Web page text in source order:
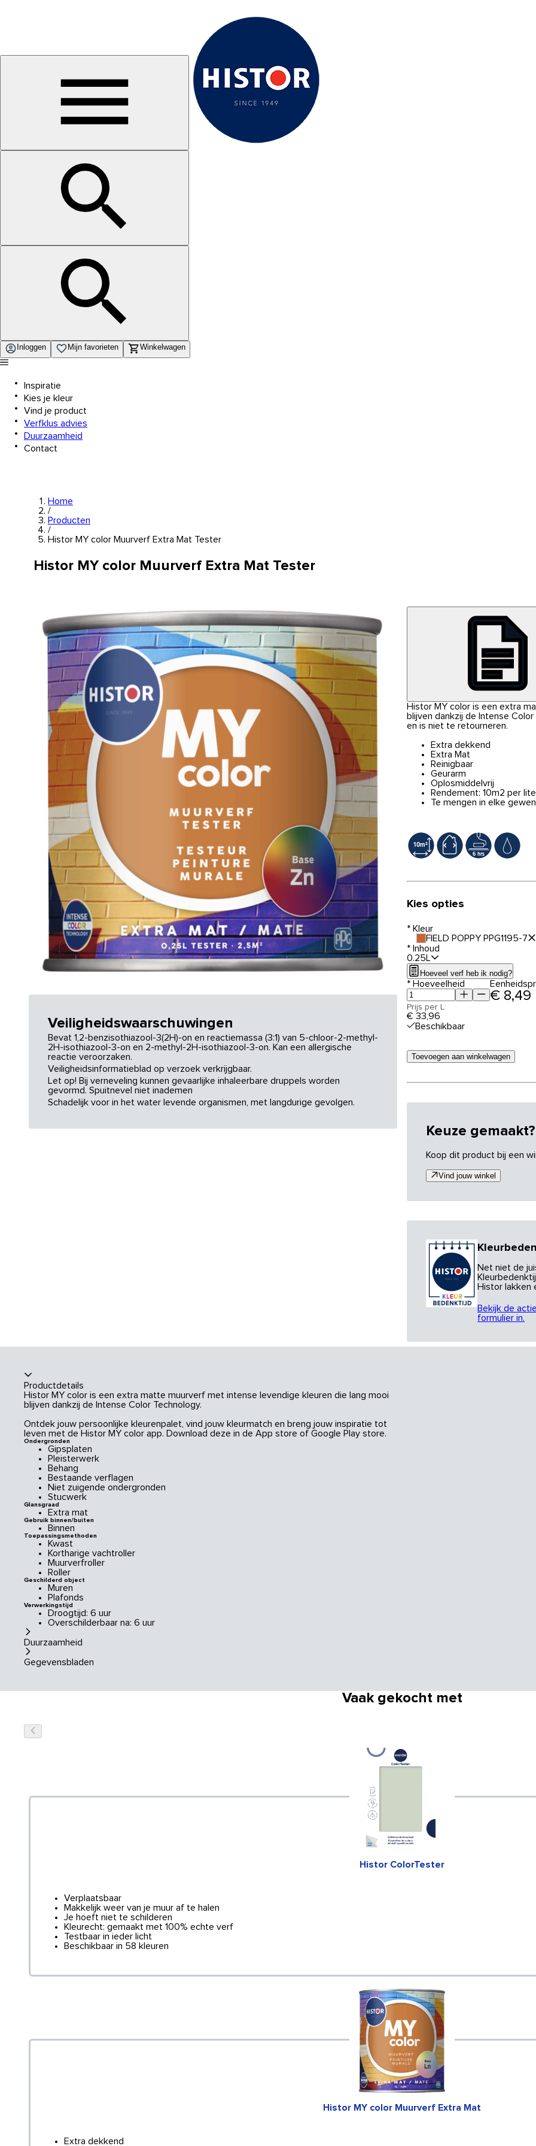
Inloggen Mijn favorieten Winkelwagen
Inspiratie
Kies je kleur
Vind je product
Verfklus advies
Duurzaamheid
Contact
Home
/
Producten
/
Histor MY color Muurverf Extra Mat Tester
Histor MY color Muurverf Extra Mat Tester
Veiligheidswaarschuwingen
Bevat 1,2-benzisothiazool-3(2H)-on en reactiemassa (3:1) van 5-chloor-2-methyl-
2H-isothiazool-3-on en 2-methyl-2H-isothiazool-3-on. Kan een allergische
reactie veroorzaken.
Veiligheidsinformatieblad op verzoek verkrijgbaar.
Let op! Bij verneveling kunnen gevaarlijke inhaleerbare druppels worden
gevormd. Spuitnevel niet inademen
Schadelijk voor in het water levende organismen, met langdurige gevolgen.
Histor MY color is een extra
blijven dankzij de Intense
en is niet te retourneren.
Extra dekkend
Extra Mat
Reinigbaar
Geurarm
Oplosmiddelvrij
Rendement: 10m2 per
Te mengen in elke
Kies opties
* Kleur
FIELD POPPY PPG1195-7
* Inhoud
0.25L
Hoeveel verf heb ik nodig?
* Hoeveelheid
€ 8,49
Prijs per L:
€ 33,96
Beschikbaar
Toevoegen aan winkelwagen
Keuze gemaakt?
Koop dit product bij een
Vind jouw winkel
Net niet de
Histor lakken
Bekijk de
formulier in.
Productdetails
Histor MY color is een extra matte muurverf met intense levendige kleuren die lang mooi
blijven dankzij de Intense Color Technology.
Ontdek jouw persoonlijke kleurenpalet, vind jouw kleurmatch en breng jouw inspiratie tot
leven met de Histor MY color app. Download deze in de App store of Google Play store.
Ondergronden
Gipsplaten
Pleisterwerk
Behang
Bestaande verflagen
Niet zuigende ondergronden
Stucwerk
Glansgraad
Extra mat
Gebruik binnen/buiten
Binnen
Toepassingsmethoden
Kwast
Kortharige vachtroller
Muurverfroller
Roller
Geschilderd object
Muren
Plafonds
Verwerkingstijd
Droogtijd: 6 uur
Overschilderbaar na: 6 uur
Duurzaamheid
Gegevensbladen
Vaak gekocht met
Histor ColorTester
Verplaatsbaar
Makkelijk weer van je muur af te halen
Je hoeft niet te schilderen
Kleurecht: gemaakt met 100% echte verf
Testbaar in ieder licht
Beschikbaar in 58 kleuren
Histor MY color Muurverf Extra Mat
Extra dekkend